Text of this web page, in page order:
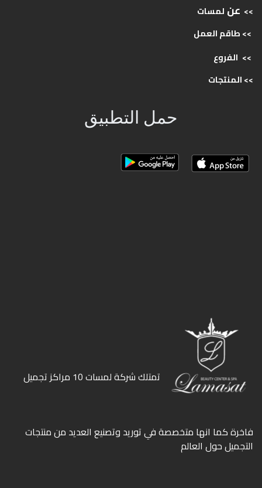
>> عن لمسات
>> طاقمالعمل
>> الفروع
>>المنتجات
حمل التطبيق
ﺗﻤﺘﻠﻚ ﺷﺮﻛﺔ ﻟﻤﺴﺎت 10 ﻣﺮاﻛﺰ ﺗﺠﻤﻴﻞ
ﻓﺎﺧﺮة كما انها ﻣﺘﺨﺼﺼﺔ ﻓﻲ ﺗﻮرﻳﺪ وﺗﺼﻨﻴﻊ اﻟﻌﺪﻳﺪ ﻣﻦ ﻣﻨﺘﺠﺎت
اﻟﺘﺠﻤﻴﻞ ﺣﻮل اﻟﻌﺎﻟﻢ